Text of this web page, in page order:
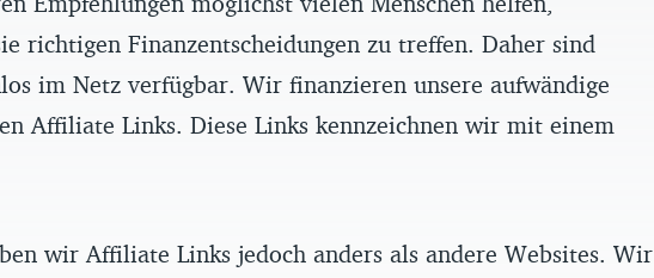
richtigen Finanzentscheidungen zu treffen. Daher sind
im Netz verfügbar. Wir finanzieren unsere aufwändige
Affiliate Links. Diese Links kennzeichnen wir mit einem
wir Affiliate Links jedoch anders als andere Websites. Wir